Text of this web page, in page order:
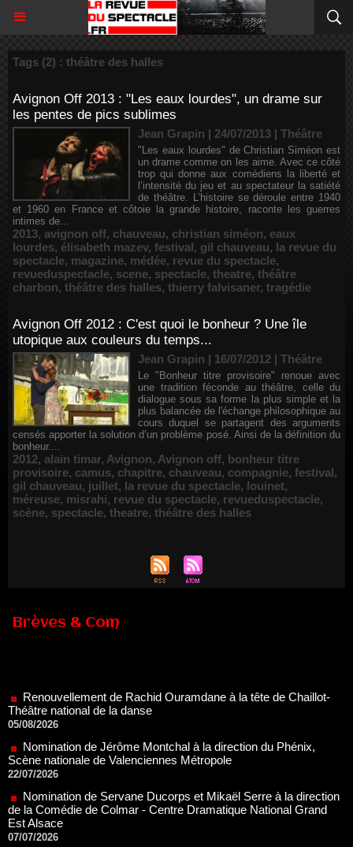
Tags (2) : théâtre des halles
Avignon Off 2013 : "Les eaux lourdes", un drame sur
les pentes de pics sublimes
Jean Grapin | 24/07/2013 | Théâtre
"Les eaux lourdes" de Christian Siméon est
un drame comme on les aime. Avec ce côté
trop qui donne aux comédiens la liberté et
l’intensité du jeu et au spectateur la satiété
de théâtre. L’histoire se déroule entre 1940
et 1960 en France et côtoie la grande histoire, raconte les guerres
intimes de...
2013, avignon off, chauveau, christian siméon, eaux
lourdes, élisabeth mazev, festival, gil chauveau, la revue du
spectacle, magazine, médée, revue du spectacle,
revueduspectacle, scene, spectacle, theatre, théâtre
charbon, théâtre des halles, thierry falvisaner, tragédie
Avignon Off 2012 : C'est quoi le bonheur ? Une île
utopique aux couleurs du temps...
Jean Grapin | 16/07/2012 | Théâtre
Le "Bonheur titre provisoire" renoue avec
une tradition féconde au théâtre, celle du
dialogue sous sa forme la plus simple et la
plus balancée de l'échange philosophique au
cours duquel se partagent des arguments
censés apporter la solution d’un problème posé. Ainsi de la définition du
bonheur....
2012, alain timar, Avignon, Avignon off, bonheur titre
provisoire, camus, chapitre, chauveau, compagnie, festival,
gil chauveau, juillet, la revue du spectacle, louinet,
méreuse, misrahi, revue du spectacle, revueduspectacle,
scène, spectacle, theatre, théâtre des halles
Brèves & Com
05/08/2026
Nomination de Jérôme Montchal à la direction du Phénix,
Scène nationale de Valenciennes Métropole
22/07/2026
Nomination de Servane Ducorps et Mikaël Serre à la direction
de la Comédie de Colmar - Centre Dramatique National Grand
Est Alsace
07/07/2026
Thomas Jolly et Laëtitia Guédon nommés à la direction du
TNP